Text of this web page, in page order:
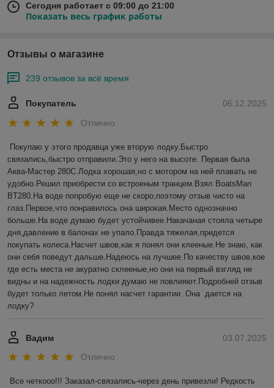
Сегодня работает с 09:00 до 21:00
Показать весь график работы
Отзывы о магазине
239 отзывов за всё время
06.12.2025
Покупатель
Отлично
Покупаю у этого продавца уже вторую лодку.Быстро
связались,быстро отправили.Это у него на высоте. Первая была
Аква-Мастер 280С.Лодка хорошая,но с мотором на ней плавать не
удобно.Решил приобрести со встроеным транцем.Взял BoatsMan
BT280.На воде попробую еще не скоро,поэтому отзыв чисто на
глаз.Первое,что понравилось она широкая.Место однозначно
больше.На воде думаю будет устойчивее.Накачаная стояла четыре
дня,давление в балонах не упало.Правда тяжелая,придется
покупать колеса.Насчет швов,как я понял они клееные.Не знаю, как
они себя поведут дальше.Надеюсь на лучшее.По качеству швов,кое
где есть места не акуратно склееные,но они на первый взгляд не
видны и на надежность лодки думаю не повлияют.Подробней отзыв
будет только летом.Не понял насчет гарантии .Она  дается на
лодку?
03.07.2025
Вадим
Отлично
Все четкооо!!! Заказал-связались-через день привезли! Редкость